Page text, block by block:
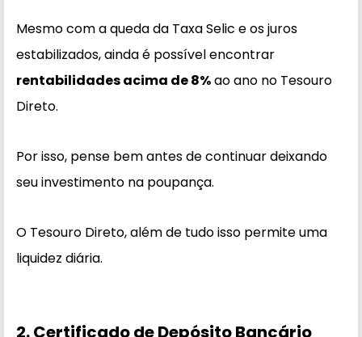
Mesmo com a queda da Taxa Selic e os juros
estabilizados, ainda é possível encontrar
rentabilidades acima de 8%ao ano no Tesouro
Direto.
Por isso, pense bem antes de continuar deixando
seu investimento na poupança.
O Tesouro Direto, além de tudo isso permite uma
liquidez diária.
2. Certificado de Depósito Bancário